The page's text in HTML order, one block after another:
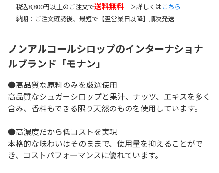
税込8,800円以上のご注文で送料無料 ＞詳しくはこちら
納期：ご注文確認後、最短で【翌営業日以降】順次発送
ノンアルコールシロップのインターナショナ
ルブランド「モナン」
●高品質な原料のみを厳選使用
高品質なシュガーシロップと果汁、ナッツ、エキスを多く
含み、香料もできる限り天然のものを使用しています。
●高濃度だから低コストを実現
本格的な味わいはそのままで、使用量を抑えることがで
き、コストパフォーマンスに優れています。